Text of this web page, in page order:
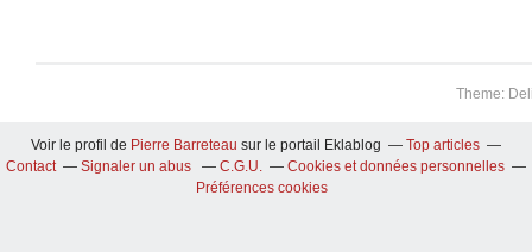
Theme:
Voir le profil de Pierre Barreteau sur le portail Eklablog
Top articles
Contact
Signaler un abus C.G.U.
Cookies et données personnelles
Préférences cookies